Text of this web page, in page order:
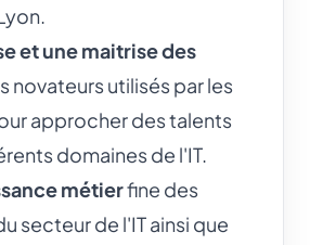
et une maitrise des
novateurs utilisés par les
approcher des talents
domaines de l'IT.
métierfine des
secteur de l'IT ainsi que